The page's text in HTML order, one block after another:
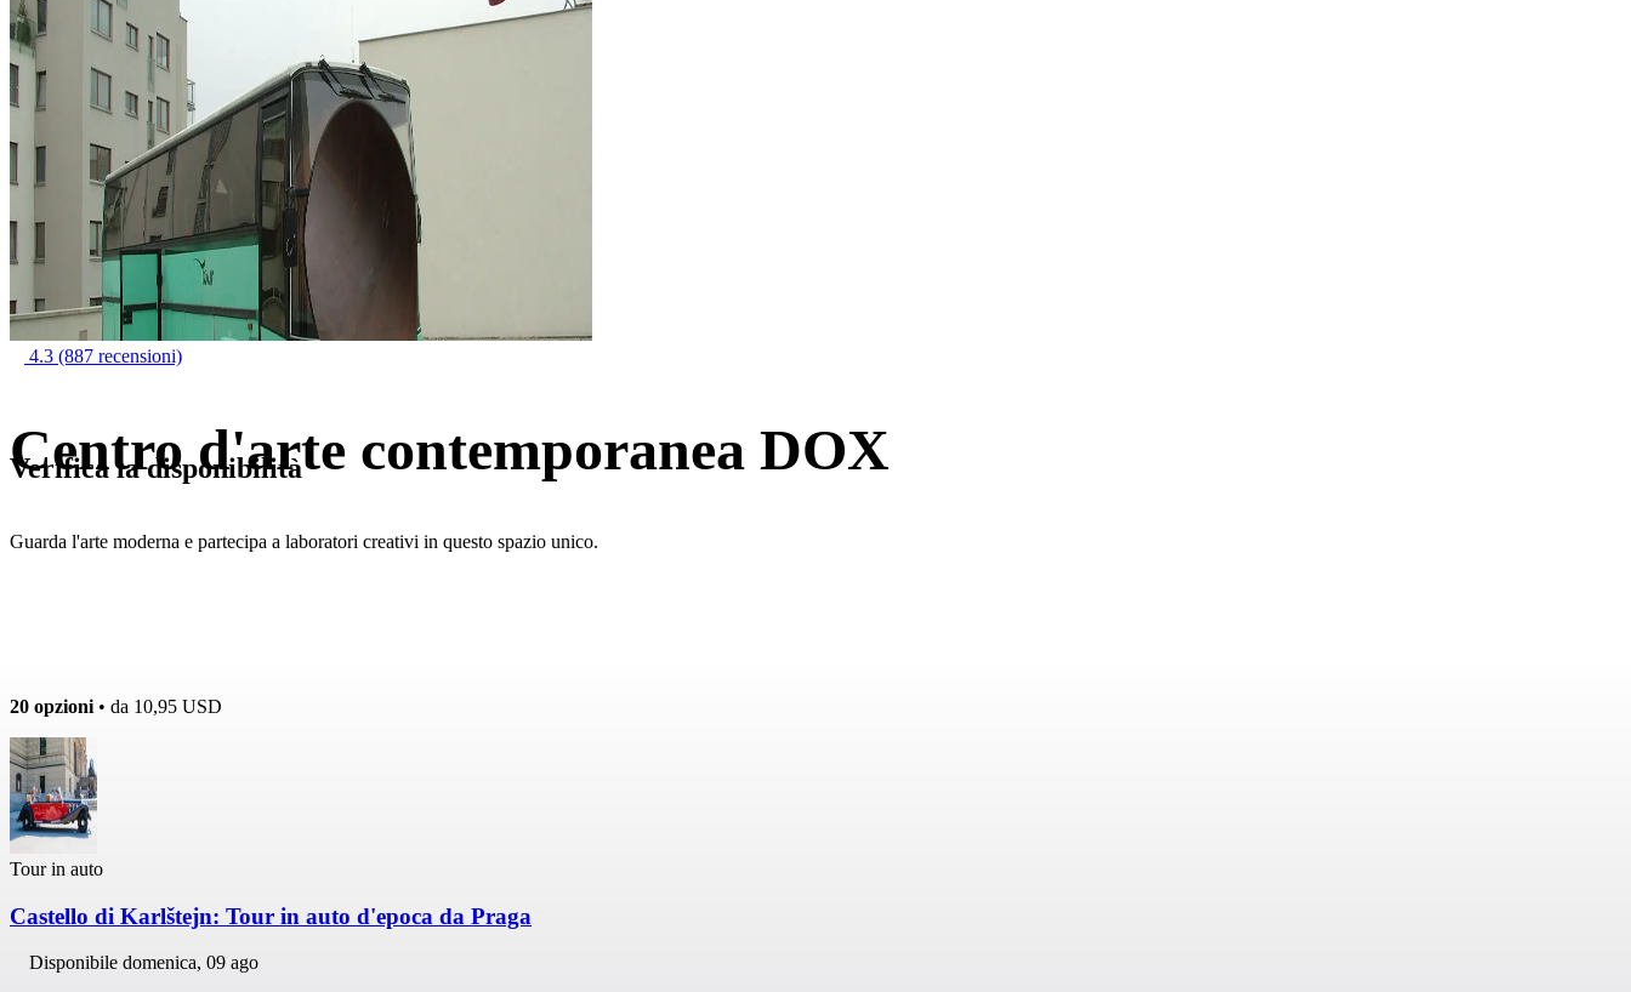
4.3 (887 recensioni)
Centro d'arte contemporanea DOX
Guarda l'arte moderna e partecipa a laboratori creativi in questo spazio unico.
Verifica la disponibilità
20 opzioni • da 10,95 USD
Tour in auto
Castello di Karlštejn: Tour in auto d'epoca da Praga
Disponibile domenica, 09 ago